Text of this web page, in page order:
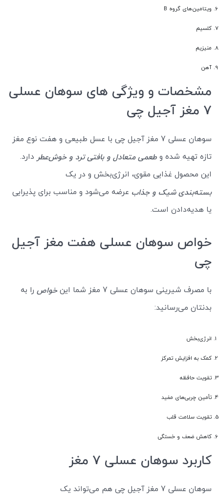
ویتامین‌های گروه B
کلسیم
منیزیم
آهن
مشخصات و ویژگی های سوهان عسلی
7 مغز آجیل چی
سوهان عسلی 7 مغز آجیل چی با عسل طبیعی و هفت نوع مغز
تازه تهیه شده و طعمی متعادل و بافتی ترد و خوش‌عطر دارد.
این محصول غذایی مقوی، انرژی‌بخش و در یک
بسته‌بندی شیک و جذاب عرضه می‌شود و مناسب برای پذیرایی
یا هدیه‌دادن است.
خواص سوهان عسلی هفت مغز آجیل
چی
با مصرف شیرینی سوهان عسلی 7 مغز شما این خواص را به
بدنتان می‌رسانید:
انرژی‌بخش
کمک به افزایش تمرکز
تقویت حافظه
تأمین چربی‌های مفید
تقویت سلامت قلب
کاهش ضعف و خستگی
کاربرد سوهان عسلی 7 مغز
سوهان عسلی 7 مغز آجیل چی هم می‌تواند یک